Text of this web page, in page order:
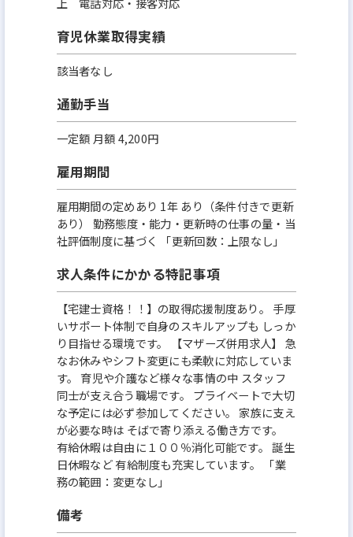
育児休業取得実績
該当者なし
通勤手当
一定額 月額 4,200円
雇用期間
雇用期間の定めあり 1年 あり（条件付きで更新
あり） 勤務態度・能力・更新時の仕事の量・当
社評価制度に基づく 「更新回数：上限なし」
求人条件にかかる特記事項
【宅建士資格！！】の取得応援制度あり。 手厚
いサポート体制で自身のスキルアップも しっか
り目指せる環境です。 【マザーズ併用求人】 急
なお休みやシフト変更にも柔軟に対応していま
す。 育児や介護など様々な事情の中 スタッフ
同士が支え合う職場です。 プライベートで大切
な予定には必ず参加してください。 家族に支え
が必要な時は そばで寄り添える働き方です。
有給休暇は自由に１００％消化可能です。 誕生
日休暇など 有給制度も充実しています。 「業
務の範囲：変更なし」
備考